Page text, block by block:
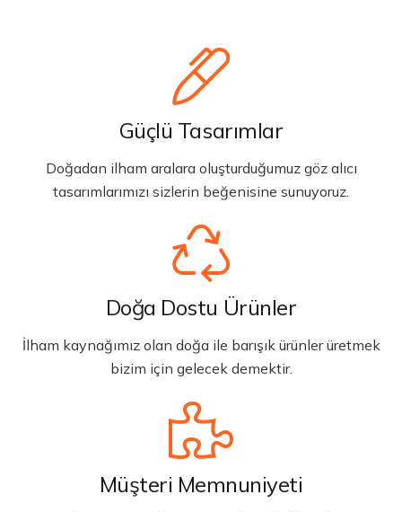
Güçlü Tasarımlar
Doğadan ilham aralara oluşturduğumuz göz alıcı
tasarımlarımızı sizlerin beğenisine sunuyoruz.
Doğa Dostu Ürünler
İlham kaynağımız olan doğa ile barışık ürünler üretmek
bizim için gelecek demektir.
Müşteri Memnuniyeti